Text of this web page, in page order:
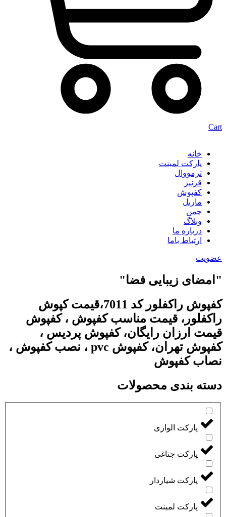
Cart
خانه
پارکت لمینت
ترمووال
قرنیز
کفپوش
ماربل
چمن
وبلاگ
درباره ما
ارتباط باما
عضویت
"امضای زیبایی فضا"
کفپوش راکفلور کد 7011،قیمت کپوش
راکفلور، قیمت مناسب کفپوش ، کفپوش
قیمت ارزان رایگان، کفپوش پردیس ،
کفپوش تهران، کفپوش pvc ، نصب کفپوش ،
نصاب کفپوش
دسته بندی محصولات
پارکت الواری
پارکت جناغی
پارکت شیاردار
پارکت لمینت